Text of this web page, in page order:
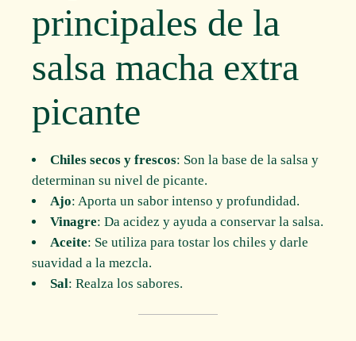
principales de la
salsa macha extra
picante
Chiles secos y frescos: Son la base de la salsa y
determinan su nivel de picante.
Ajo: Aporta un sabor intenso y profundidad.
Vinagre: Da acidez y ayuda a conservar la salsa.
Aceite: Se utiliza para tostar los chiles y darle
suavidad a la mezcla.
Sal: Realza los sabores.